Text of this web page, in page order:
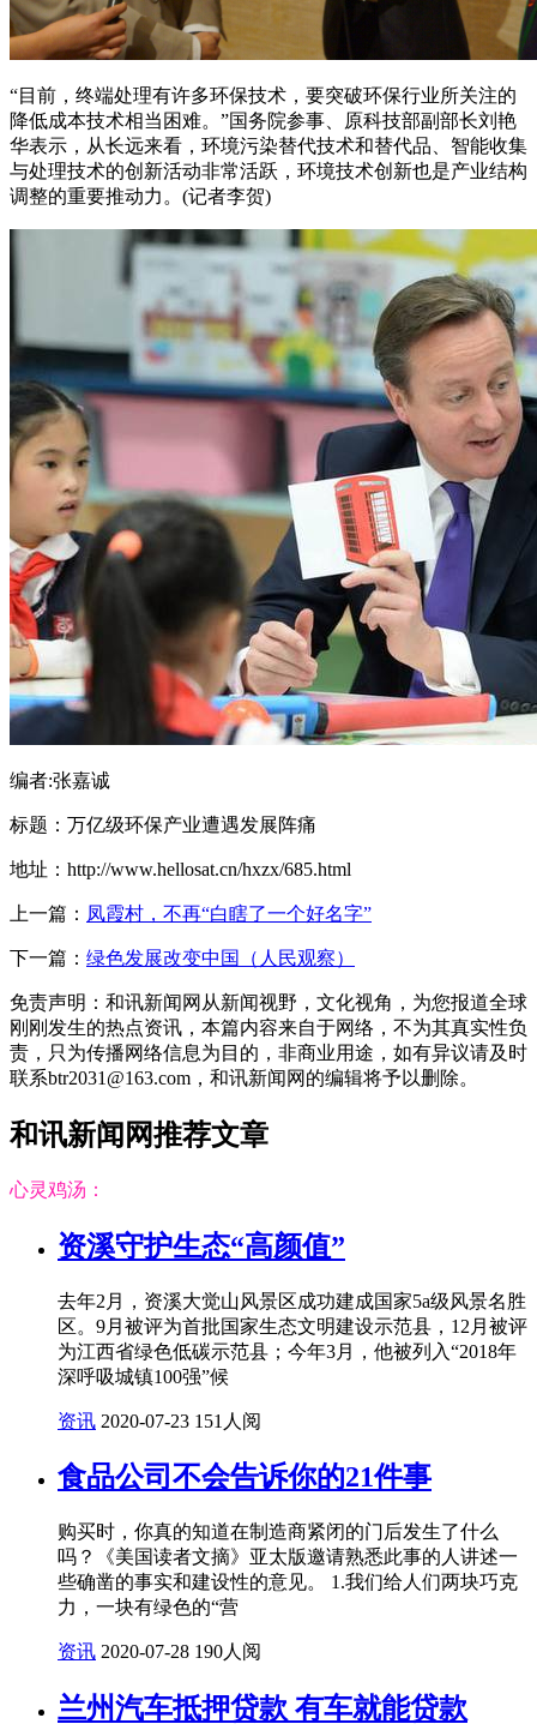
“目前，终端处理有许多环保技术，要突破环保行业所关注的
降低成本技术相当困难。”国务院参事、原科技部副部长刘艳
华表示，从长远来看，环境污染替代技术和替代品、智能收集
与处理技术的创新活动非常活跃，环境技术创新也是产业结构
调整的重要推动力。(记者李贺)
编者:张嘉诚
标题：万亿级环保产业遭遇发展阵痛
地址：http://www.hellosat.cn/hxzx/685.html
上一篇： 凤霞村，不再“白瞎了一个好名字”
下一篇： 绿色发展改变中国（人民观察）
免责声明：和讯新闻网从新闻视野，文化视角，为您报道全球
刚刚发生的热点资讯，本篇内容来自于网络，不为其真实性负
责，只为传播网络信息为目的，非商业用途，如有异议请及时
联系btr2031@163.com，和讯新闻网的编辑将予以删除。
和讯新闻网推荐文章
心灵鸡汤：
资溪守护生态“高颜值”
去年2月，资溪大觉山风景区成功建成国家5a级风景名胜
区。9月被评为首批国家生态文明建设示范县，12月被评
为江西省绿色低碳示范县；今年3月，他被列入“2018年
深呼吸城镇100强”候
资讯 2020-07-23 151人阅
食品公司不会告诉你的21件事
购买时，你真的知道在制造商紧闭的门后发生了什么
吗？《美国读者文摘》亚太版邀请熟悉此事的人讲述一
些确凿的事实和建设性的意见。 1.我们给人们两块巧克
力，一块有绿色的“营
资讯 2020-07-28 190人阅
兰州汽车抵押贷款 有车就能贷款